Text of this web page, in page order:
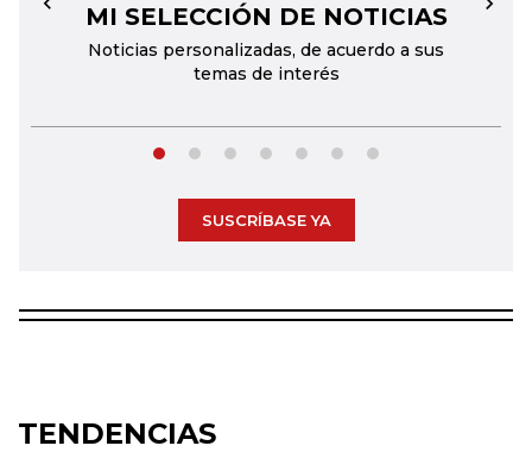
MI SELECCIÓN DE NOTICIAS
Noticias personalizadas, de acuerdo a sus
temas de interés
← →
SUSCRÍBASE YA
TENDENCIAS